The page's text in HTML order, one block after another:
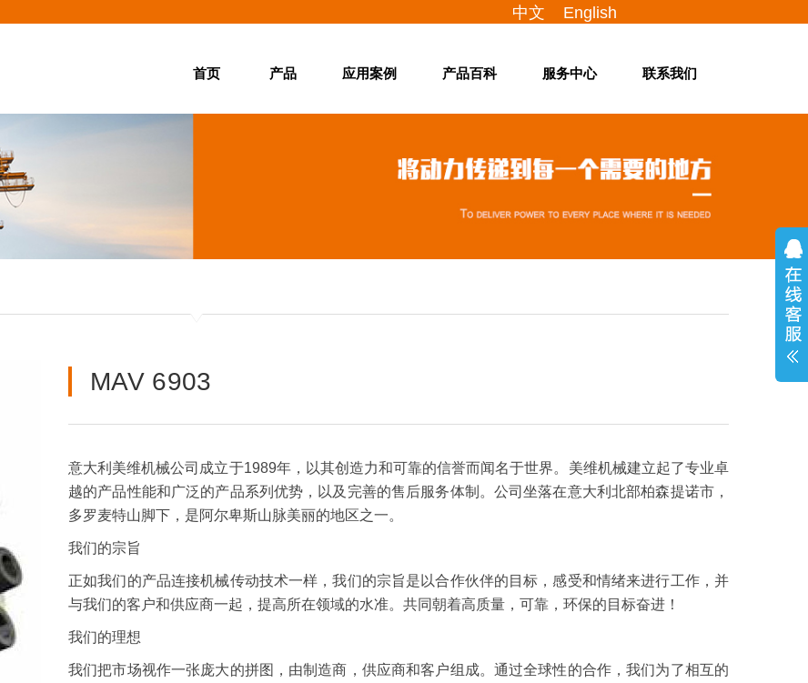
中文 English
首页 产品 应用案例 产品百科 服务中心 联系我们
产品百科
MAV 6903
意大利美维机械公司成立于1989年，以其创造力和可靠的信誉而闻名于世界。美维机械建立起了专业卓
越的产品性能和广泛的产品系列优势，以及完善的售后服务体制。公司坐落在意大利北部柏森提诺市，
多罗麦特山脚下，是阿尔卑斯山脉美丽的地区之一。
我们的宗旨
正如我们的产品连接机械传动技术一样，我们的宗旨是以合作伙伴的目标，感受和情绪来进行工作，并
与我们的客户和供应商一起，提高所在领域的水准。共同朝着高质量，可靠，环保的目标奋进！
我们的理想
我们把市场视作一张庞大的拼图，由制造商，供应商和客户组成。通过全球性的合作，我们为了相互的